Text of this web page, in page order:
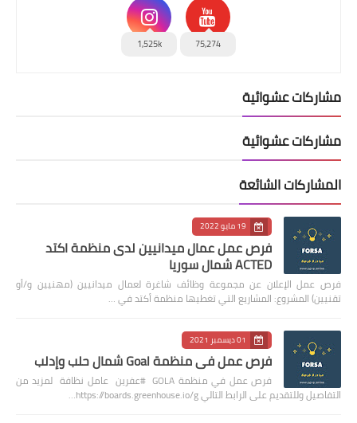
75,274
1,525k
مشاركات عشوائية
مشاركات عشوائية
المشاركات الشائعة
19 مايو 2022
فرص عمل عمال ميدانيين لدى منظمة اكتد
ACTED شمال سوريا
فرص عمل الإعلان عن مجموعة وظائف شاغرة لعمال ميدانيين (مهنيين و/أو
تقنيين) المشروع: المشاريع التي تغطيها منظمة أكتد في …
01 ديسمبر 2021
فرص عمل في منظمة Goal شمال حلب وإدلب
فرص عمل في منظمة GOLA #عفرين عامل نظافة لمزيد من
التفاصيل وللتقديم على الرابط التالي https://boards.greenhouse.io/g…